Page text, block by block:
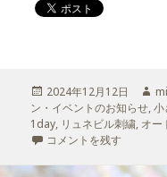
投
稿
日:
2024年12月12日
作
成
者
ン・イベントのお知らせ,小
1day, リュネビル刺繍, オー
最終回：青山リュネビル
コメントを残す